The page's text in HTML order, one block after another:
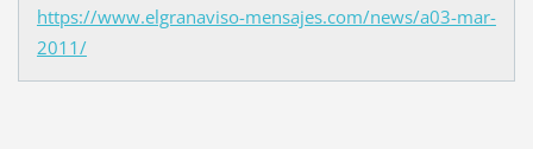
https://www.elgranaviso-mensajes.com/news/a03-mar-
2011/